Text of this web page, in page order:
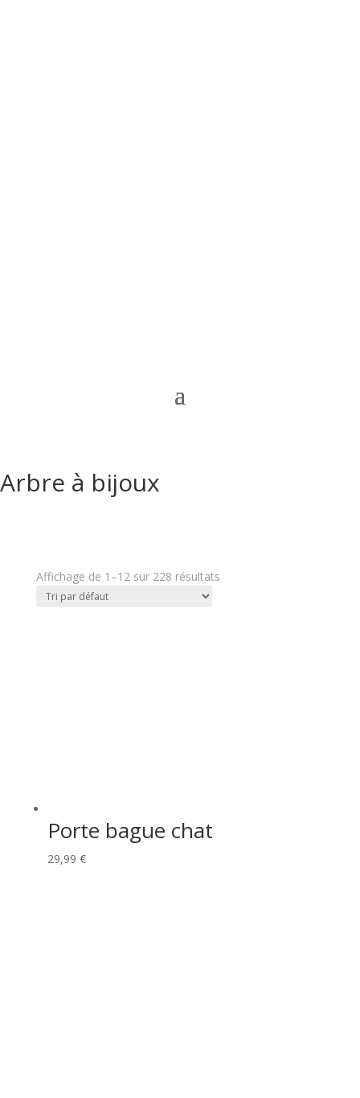
Arbre à bijoux
Affichage de 1–12 sur 228 résultats
Porte bague chat
29,99 €